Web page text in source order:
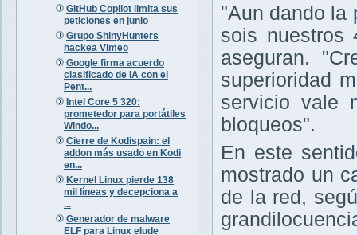
GitHub Copilot limita sus
peticiones en junio
Grupo ShinyHunters
hackea Vimeo
Google firma acuerdo
clasificado de IA con el
Pent...
Intel Core 5 320:
prometedor para portátiles
Windo...
Cierre de Kodispain: el
addon más usado en Kodi
en...
Kernel Linux pierde 138
mil líneas y decepciona a
...
Generador de malware
ELF para Linux elude
"Aun dando la
sois nuestros
aseguran.
superioridad
servicio vale
bloqueos".
En este
mostrado un
de la red,